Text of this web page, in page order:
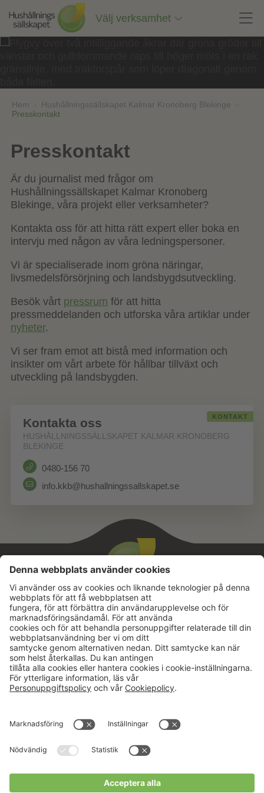
innehåll
sidan
Välj verksamhet
Hem Hushållningssällskapet Kalmar Kronoberg Blekinge
Presskontakt
Presskontakt
Är du journalist med frågor om
Hushållningssällskapet Kalmar Kronoberg
Blekinge, våra projekt eller verksamheter?
Kontakta oss för att hitta rätt expert eller boka en
intervju med någon av våra ledningspersoner.
Vi är specialiserade inom gröna näringar,
livsmedelsförsörjning och landsbygdsutveckling.
Besök vårt pressrum för att hitta
pressmeddelanden och utforska våra artiklar under
nyheter.
Vi ser fram emot att bistå med information och
insikter om vårt arbete för hållbar tillväxt och
utveckling på landsbygden.
KONTAKT
Kontakta oss
HUSHÅLLNINGSSÄLLSKAPET KALMAR KRONOBERG
BLEKINGE
0480-156 70
info.kkb@hushallningssallskapet.se
Aktuellt
Karriär
Kalender
Press & media
Om oss
Verksamheter
Hushållningssällskapens
Förbund
Tjänster
Välkommen till Portalen!